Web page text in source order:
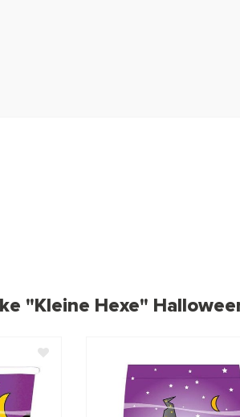
"Kleine Hexe"